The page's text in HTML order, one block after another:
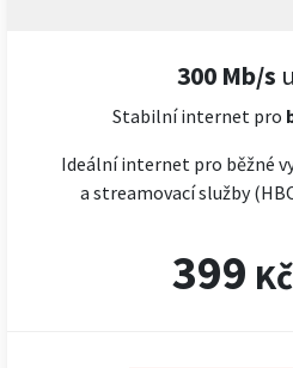
300 Mb/s
Stabilní internet pro
Ideální internet pro běžné
a streamovací služby
399 Kč